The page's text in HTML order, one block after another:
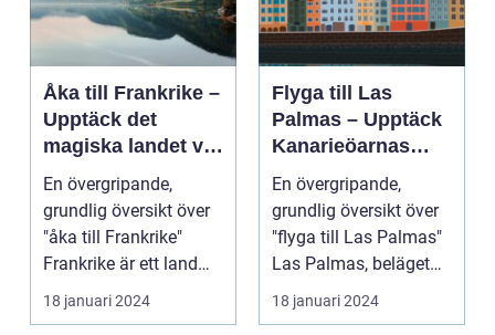
Åka till Frankrike –
Upptäck det
magiska landet vid
Eiffeltornet och
bortom
En övergripande,
grundlig översikt över
"åka till Frankrike"
Frankrike är ett land
som lockar besök...
18 januari 2024
Flyga till Las
Palmas – Upptäck
Kanarieöarnas
pärla
En övergripande,
grundlig översikt över
"flyga till Las Palmas"
Las Palmas, beläget
på ön Gran Cana...
18 januari 2024